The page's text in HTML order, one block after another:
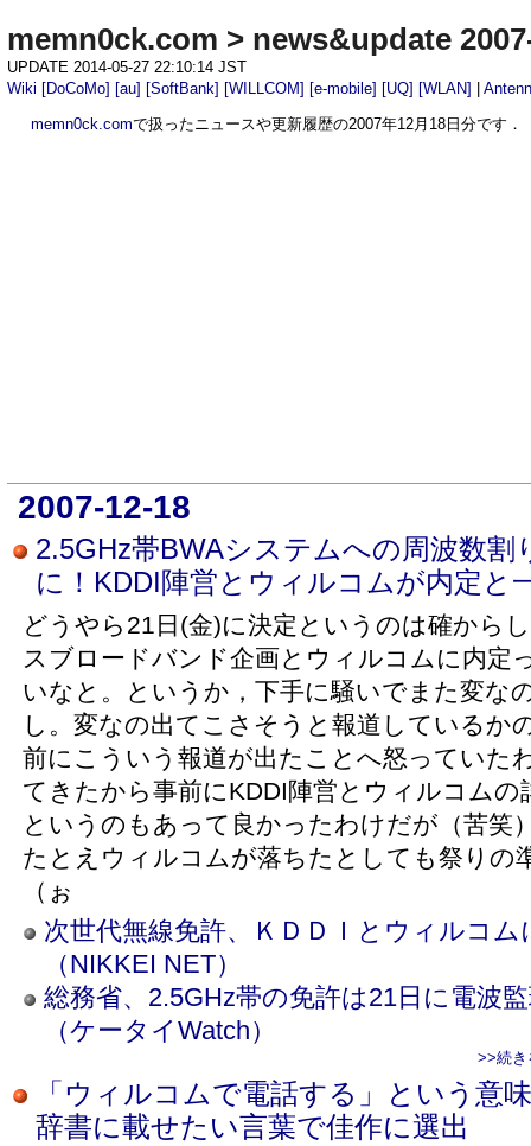
memn0ck.com > news&update
UPDATE 2014-05-27 22:10:14 JST
Wiki [DoCoMo] [au] [SoftBank] [WILLCOM] [e-mobile] [UQ] [WLAN] |
memn0ck.comで扱ったニュースや更新履歴の2007年12月18日分です．
2007-12-18
2.5GHz帯BWAシステムへの周波数割
に！KDDI陣営とウィルコムが内定と
どうやら21日(金)に決定というのは確から
スブロードバンド企画とウィルコムに内定
いなと。というか，下手に騒いでまた変な
し。変なの出てこさそうと報道しているか
前にこういう報道が出たことへ怒っていた
てきたから事前にKDDI陣営とウィルコムの
というのもあって良かったわけだが（苦笑
たとえウィルコムが落ちたとしても祭りの
（ぉ
次世代無線免許、ＫＤＤＩとウィルコ
（NIKKEI NET）
総務省、2.5GHz帯の免許は21日に電波
（ケータイWatch）
>>続き
「ウィルコムで電話する」という意
辞書に載せたい言葉で佳作に選出